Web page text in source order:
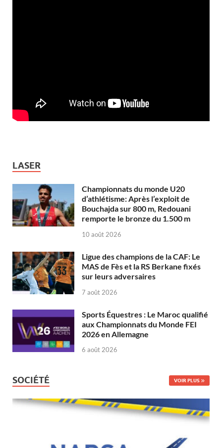
LASER
Championnats du monde U20
d’athlétisme: Après l’exploit de
Bouchajda sur 800 m, Redouani
remporte le bronze du 1.500 m
10 août 2026
Ligue des champions de la CAF: Le
MAS de Fès et la RS Berkane fixés
sur leurs adversaires
7 août 2026
Sports Équestres : Le Maroc qualifié
aux Championnats du Monde FEI
2026 en Allemagne
6 août 2026
SOCIÉTÉ VOIR PLUS